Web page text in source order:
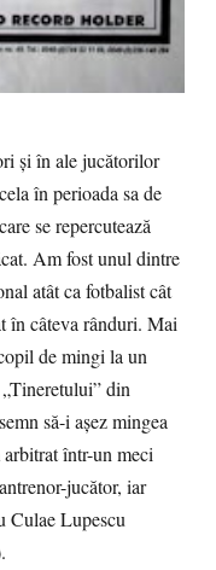
și în ale jucătorilor
în perioada sa de
se repercutează
Am fost unul dintre
atât ca fotbalist cât
în câteva rânduri. Mai
de mingi la un
din
să-i așez mingea
într-un meci
jucător, iar
Culae Lupescu